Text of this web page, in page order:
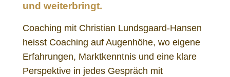
und weiterbringt.
Coaching mit Christian Lundsgaard-Hansen
heisst Coaching auf Augenhöhe, wo eigene
Erfahrungen, Marktkenntnis und eine klare
Perspektive in jedes Gespräch mit